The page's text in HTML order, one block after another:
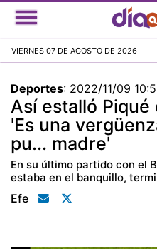
VIERNES 07 DE AGOSTO DE 2026
Deportes: 2022/11/09
Así estalló
'Es una
pu... madre'
En su último partido con el
estaba en el banquillo,
Efe